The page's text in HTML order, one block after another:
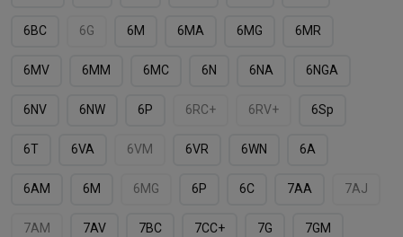
6BС 6G 6M 6MA 6MG 6MR
6MV 6MМ 6MС 6N 6NA 6NGA
6NV 6NW 6P 6RC+ 6RV+ 6Sp
6T 6VA 6VM 6VR 6WN 6А
6АM 6М 6МG 6Р 6С 7AA 7AJ
7AM 7AV 7BC 7CС+ 7G 7GM